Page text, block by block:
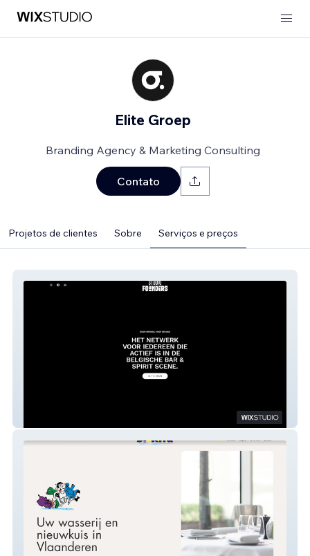
Elite Groep
Branding Agency & Marketing Consulting
Contato
Projetos de clientes Sobre Serviços e preços